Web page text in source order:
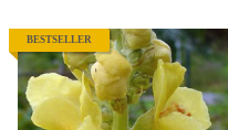
BESTSELLER